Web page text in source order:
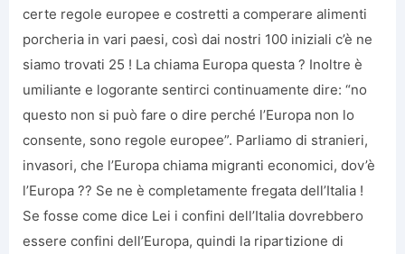
certe regole europee e costretti a comperare alimenti
porcheria in vari paesi, così dai nostri 100 iniziali c’è ne
siamo trovati 25 ! La chiama Europa questa ? Inoltre è
umiliante e logorante sentirci continuamente dire: “no
questo non si può fare o dire perché l’Europa non lo
consente, sono regole europee”. Parliamo di stranieri,
invasori, che l’Europa chiama migranti economici, dov’è
l’Europa ?? Se ne è completamente fregata dell’Italia !
Se fosse come dice Lei i confini dell’Italia dovrebbero
essere confini dell’Europa, quindi la ripartizione di